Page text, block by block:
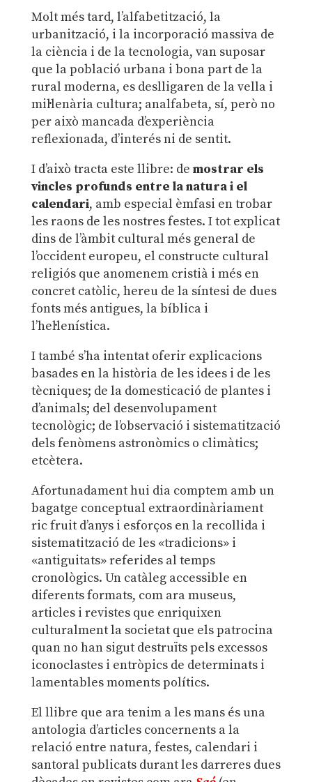
Molt més tard, l’alfabetització, la
urbanització, i la incorporació massiva de
la ciència i de la tecnologia, van suposar
que la població urbana i bona part de la
rural moderna, es deslligaren de la vella i
mil·lenària cultura; analfabeta, sí, però no
per això mancada d’experiència
reflexionada, d’interés ni de sentit.
I d’això tracta este llibre: de mostrar els
vincles profunds entre lanaturai el
calendari, amb especial èmfasi en trobar
les raons de les nostres festes. I tot explicat
dins de l’àmbit cultural més general de
l’occident europeu, el constructe cultural
religiós que anomenem cristià i més en
concret catòlic, hereu de la síntesi de dues
fonts més antigues, la bíblica i
l’hel·lenística.
I també s’ha intentat oferir explicacions
basades en la història de les idees i de les
tècniques; de la domesticació de plantes i
d’animals; del desenvolupament
tecnològic; de l’observació i sistematització
dels fenòmens astronòmics o climàtics;
etcètera.
Afortunadament hui dia comptem amb un
bagatge conceptual extraordinàriament
ric fruit d’anys i esforços en la recollida i
sistematització de les «tradicions» i
«antiguitats» referides al temps
cronològics. Un catàleg accessible en
diferents formats, com ara museus,
articles i revistes que enriquixen
culturalment la societat que els patrocina
quan no han sigut destruïts pels excessos
iconoclastes i entròpics de determinats i
lamentables moments polítics.
El llibre que ara tenim a les mans és una
antologia d’articles concernents a la
relació entre natura, festes, calendari i
santoral publicats durant les darreres dues